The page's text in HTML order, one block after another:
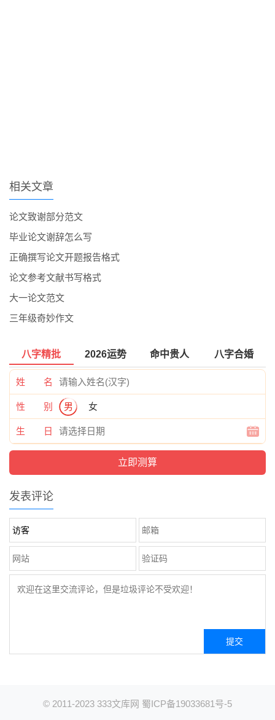
相关文章
论文致谢部分范文
毕业论文谢辞怎么写
正确撰写论文开题报告格式
论文参考文献书写格式
大一论文范文
三年级奇妙作文
八字精批 2026运势 命中贵人 八字合婚
姓 名
性 别 男 女
生 日
发表评论
© 2011-2023 333文库网 蜀ICP备19033681号-5